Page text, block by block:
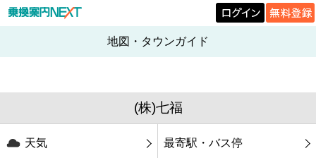
地図・タウンガイド
(株)七福
天気 最寄駅・バス停